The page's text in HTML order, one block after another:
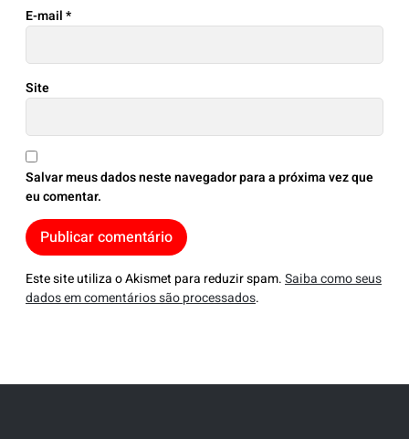
E-mail*
Site
Salvar meus dados neste navegador para a próxima vez que
eu comentar.
Este site utiliza o Akismet para reduzir spam.Saiba como seus
dados em comentários são processados.